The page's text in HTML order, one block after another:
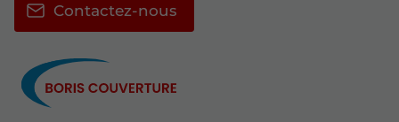
Contactez-nous